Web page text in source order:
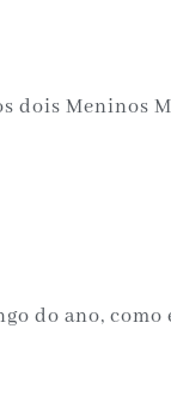
dois Meninos
do ano, como